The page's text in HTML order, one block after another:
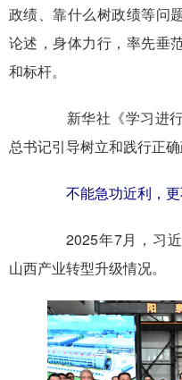
政绩、靠什么树政绩等问
论述，身体力行，率先垂
和标杆。
新华社《学习进行
总书记引导树立和践行正确
不能急功近利，更
2025年7月，习近
山西产业转型升级情况。